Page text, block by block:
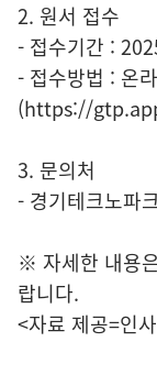
2. 원서 접수
- 접수기간 :
- 접수방법 : 온
(https://
3. 문의처
- 경기테크노파
※ 자세한 내용
랍니다.
<자료 제공=인